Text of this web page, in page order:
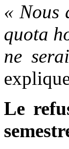
« Nous
quota
ne
Le